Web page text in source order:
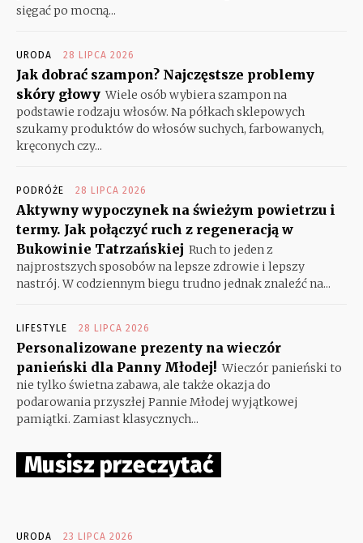
sięgać po mocną...
URODA 28 LIPCA 2026
Jak dobrać szampon? Najczęstsze problemy
skóry głowy Wiele osób wybiera szampon na
podstawie rodzaju włosów. Na półkach sklepowych
szukamy produktów do włosów suchych, farbowanych,
kręconych czy...
PODRÓŻE 28 LIPCA 2026
Aktywny wypoczynek na świeżym powietrzu i
termy. Jak połączyć ruch z regeneracją w
Bukowinie Tatrzańskiej Ruch to jeden z
najprostszych sposobów na lepsze zdrowie i lepszy
nastrój. W codziennym biegu trudno jednak znaleźć na...
LIFESTYLE 28 LIPCA 2026
Personalizowane prezenty na wieczór
panieński dla Panny Młodej! Wieczór panieński to
nie tylko świetna zabawa, ale także okazja do
podarowania przyszłej Pannie Młodej wyjątkowej
pamiątki. Zamiast klasycznych...
Musisz przeczytać
URODA 23 LIPCA 2026